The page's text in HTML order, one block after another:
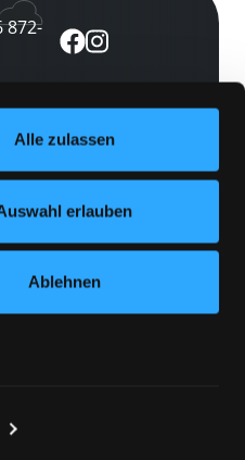
Alle zulassen
erlauben
Ablehnen
872-